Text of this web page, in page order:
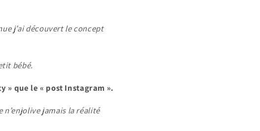
j’ai découvert le concept
bébé.
» que le « post Instagram ».
n’enjolive jamais la réalité